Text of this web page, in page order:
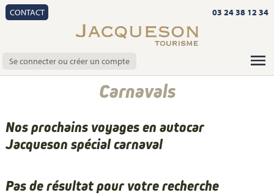
CONTACT 03 24 38 12 34
Se connecter ou créer un compte
Carnavals
Nos prochains voyages en autocar
Jacqueson spécial carnaval
Pas de résultat pour votre recherche